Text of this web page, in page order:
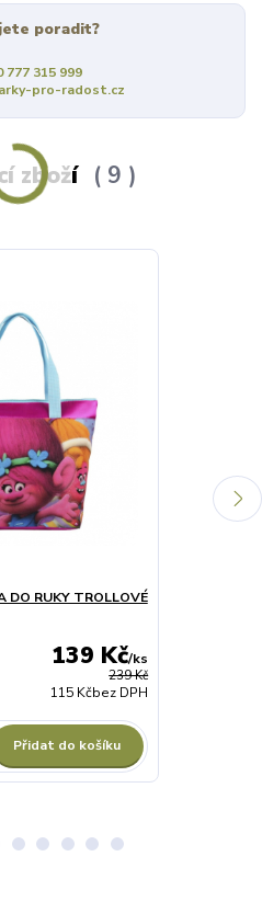
poradit?
777 315 999
pro-radost.cz
zboží 9
DO RUKY TROLLOVÉ
239 Kč
139 Kč/ks
115 Kčbez DPH
Přidat do košíku